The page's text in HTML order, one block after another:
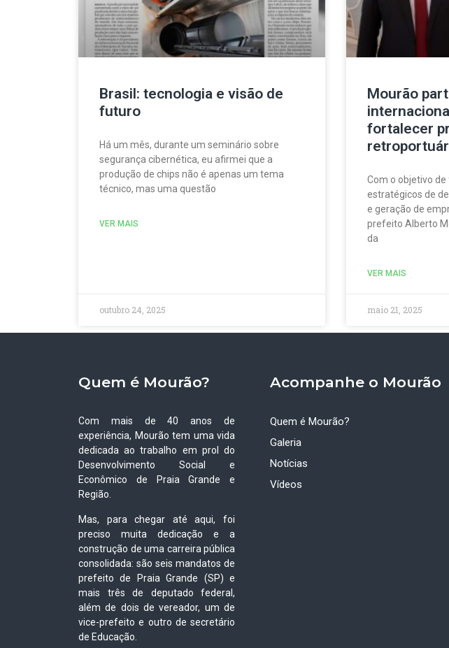
Brasil: tecnologia e visão de
futuro
Há um mês, durante um seminário sobre
segurança cibernética, eu afirmei que a
produção de chips não é apenas um tema
técnico, mas uma questão
VER MAIS
outubro 24, 2025
Mourão
fortalecer
Com o objetivo
estratégicos de
e geração de
prefeito Alberto
da
VER MAIS
maio 21, 2025
Quem é Mourão?
Com mais de 40 anos de
experiência, Mourão tem uma vida
dedicada ao trabalho em prol do
Desenvolvimento Social e
Econômico de Praia Grande e
Região.
Mas, para chegar até aqui, foi
preciso muita dedicação e a
construção de uma carreira pública
consolidada: são seis mandatos de
prefeito de Praia Grande (SP) e
mais três de deputado federal,
além de dois de vereador, um de
vice-prefeito e outro de secretário
de Educação.
Acompanhe o Mourão
Quem é Mourão?
Galeria
Notícias
Vídeos